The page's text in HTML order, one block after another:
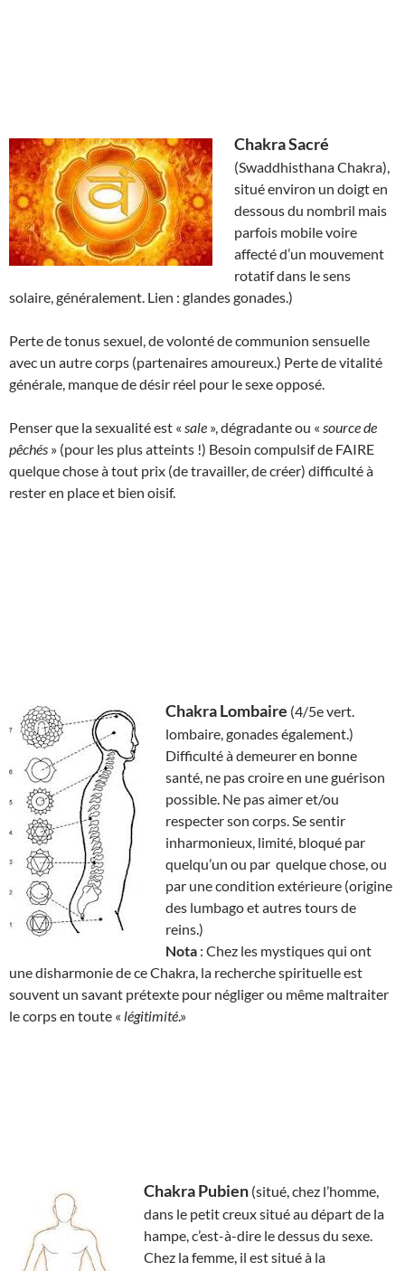
Chakra Sacré
(Swaddhisthana Chakra),
situé environ un doigt en
dessous du nombril mais
parfois mobile voire
affecté d’un mouvement
rotatif dans le sens
solaire, généralement. Lien : glandes gonades.)
Perte de tonus sexuel, de volonté de communion sensuelle
avec un autre corps (partenaires amoureux.) Perte de vitalité
générale, manque de désir réel pour le sexe opposé.
Penser que la sexualité est « sale », dégradante ou « source de
pêchés » (pour les plus atteints !) Besoin compulsif de FAIRE
quelque chose à tout prix (de travailler, de créer) difficulté à
rester en place et bien oisif.
Chakra Lombaire (4/5e vert.
lombaire, gonades également.)
Difficulté à demeurer en bonne
santé, ne pas croire en une guérison
possible. Ne pas aimer et/ou
respecter son corps. Se sentir
inharmonieux, limité, bloqué par
quelqu’un ou par quelque chose, ou
par une condition extérieure (origine
des lumbago et autres tours de
reins.)
Nota : Chez les mystiques qui ont
une disharmonie de ce Chakra, la recherche spirituelle est
souvent un savant prétexte pour négliger ou même maltraiter
le corps en toute « légitimité.»
Chakra Pubien (situé, chez l’homme,
dans le petit creux situé au départ de la
hampe, c’est-à-dire le dessus du sexe.
Chez la femme, il est situé à la